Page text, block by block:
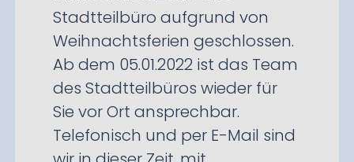
Stadtteilbüro aufgrund von
Weihnachtsferien geschlossen.
Ab dem 05.01.2022 ist das Team
des Stadtteilbüros wieder für
Sie vor Ort ansprechbar.
Telefonisch und per E-Mail sind